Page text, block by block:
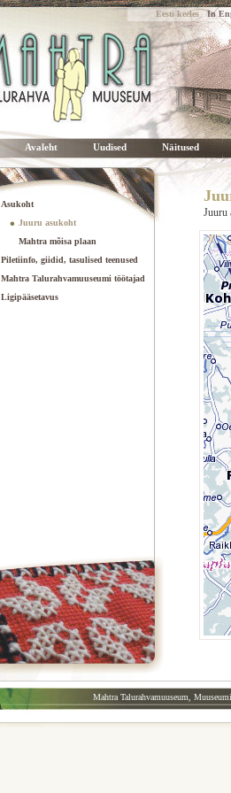
Asukoht
Juuru asukoht
Mahtra mõisa plaan
Piletiinfo, giidid, tasulised teenused
Mahtra Talurahvamuuseumi töötajad
Ligipääsetavus
Juuru
Avaleht Uudised Näitused
Mahtra Talurahvamuuseum,
Eesti keelesIn